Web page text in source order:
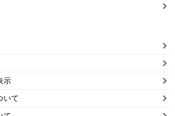
示
いて